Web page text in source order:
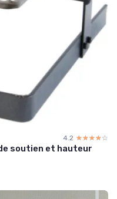
4.2 ☆☆☆☆☆
★★★★★
soutien et hauteur